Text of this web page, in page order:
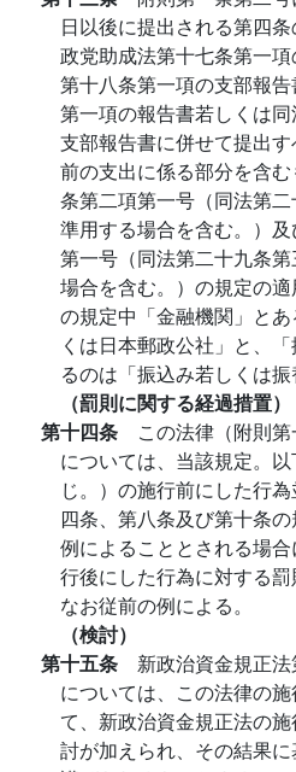
日以後に提出される第四
政党助成法第十七条第一
第十八条第一項の支部報
第一項の報告書若しくは
支部報告書に併せて提出
前の支出に係る部分を含
条第二項第一号（同法第
準用する場合を含む。）
第一号（同法第二十九条
場合を含む。）の規定の
の規定中「金融機関」と
くは日本郵政公社」と、
るのは「振込み若しくは振
（罰則に関する経過措置）
第十四条 この法律（附則
については、当該規定。
じ。）の施行前にした行
四条、第八条及び第十条
例によることとされる場
行後にした行為に対する罰
なお従前の例による。
（検討）
第十五条 新政治資金規正
については、この法律の
て、新政治資金規正法の
討が加えられ、その結果